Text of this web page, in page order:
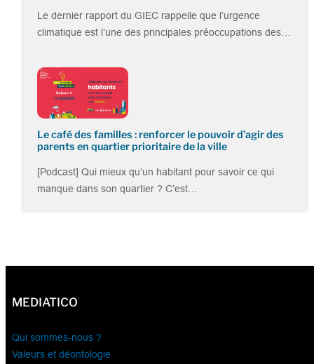
Le dernier rapport du GIEC rappelle que l’urgence
climatique est l’une des principales préoccupations des…
Le café des familles : renforcer le pouvoir d’agir des
parents en quartier prioritaire de la ville
[Podcast] Qui mieux qu’un habitant pour savoir ce qui
manque dans son quartier ? C’est…
MEDIATICO
Qui sommes-nous ?
Valeurs et déontologie